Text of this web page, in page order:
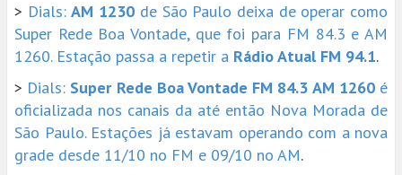
> Dials:AM 1230 de São Paulo deixa de operar como
Super Rede Boa Vontade, que foi para FM 84.3 e AM
1260. Estação passa a repetir a Rádio Atual FM 94.1.
> Dials: Super Rede Boa Vontade FM 84.3 AM 1260é
oficializada nos canais da até então Nova Morada de
São Paulo. Estações já estavam operando com a nova
grade desde 11/10 no FM e 09/10 no AM.